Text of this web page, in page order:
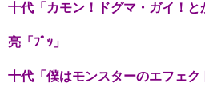
十代「カモン！ドグマ・ガイ！と
亮「ﾌﾟｯ」
十代「僕はモンスターのエフェク